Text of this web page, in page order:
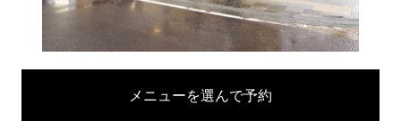
メニューを選んで予約